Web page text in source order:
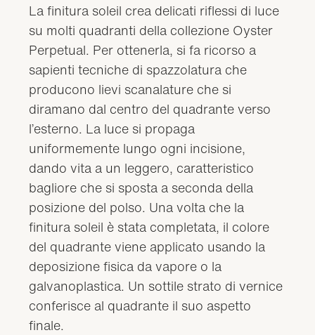
La finitura soleil crea delicati riflessi di luce
su molti quadranti della collezione Oyster
Perpetual. Per ottenerla, si fa ricorso a
sapienti tecniche di spazzolatura che
producono lievi scanalature che si
diramano dal centro del quadrante verso
l’esterno. La luce si propaga
uniformemente lungo ogni incisione,
dando vita a un leggero, caratteristico
bagliore che si sposta a seconda della
posizione del polso. Una volta che la
finitura soleil è stata completata, il colore
del quadrante viene applicato usando la
deposizione fisica da vapore o la
galvanoplastica. Un sottile strato di vernice
conferisce al quadrante il suo aspetto
finale.